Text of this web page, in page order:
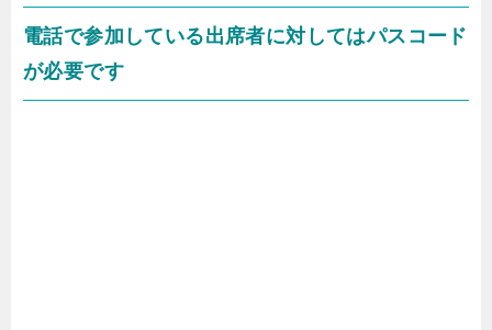
電話で参加している出席者に対してはパスコード
が必要です